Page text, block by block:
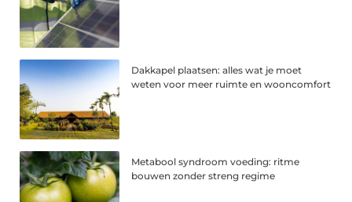
Dakkapel plaatsen: alles wat je moet
weten voor meer ruimte en wooncomfort
Metabool syndroom voeding: ritme
bouwen zonder streng regime